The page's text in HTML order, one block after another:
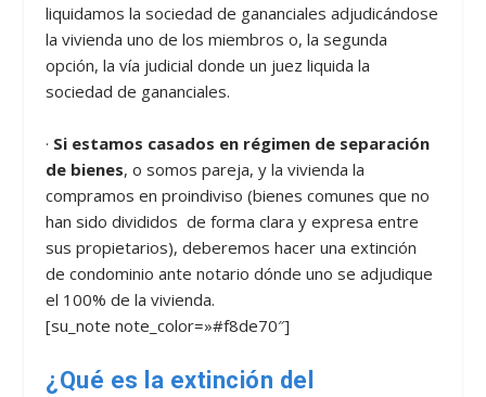
liquidamos la sociedad de gananciales adjudicándose
la vivienda uno de los miembros o, la segunda
opción, la vía judicial donde un juez liquida la
sociedad de gananciales.
· Si estamos casados en régimen de separación
de bienes, o somos pareja, y la vivienda la
compramos en proindiviso (bienes comunes que no
han sido divididos de forma clara y expresa entre
sus propietarios), deberemos hacer una extinción
de condominio ante notario dónde uno se adjudique
el 100% de la vivienda.
[su_note note_color=»#f8de70″]
¿Qué es la extinción del